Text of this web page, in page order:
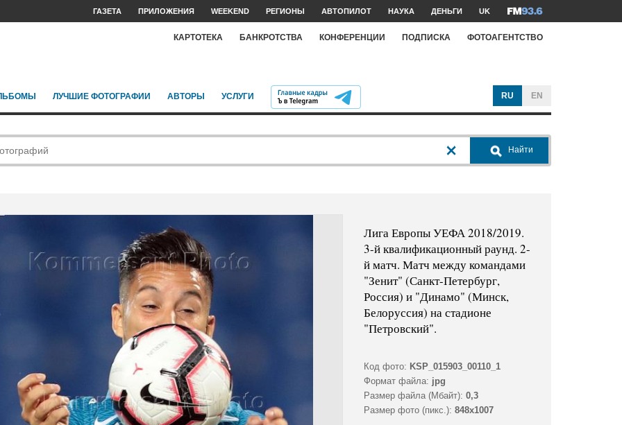
ГАЗЕТА ПРИЛОЖЕНИЯ WEEKEND РЕГИОНЫ АВТОПИЛОТ НАУКА ДЕНЬГИ UK
КАРТОТЕКА БАНКРОТСТВА КОНФЕРЕНЦИИ ПОДПИСКА ФОТОАГЕНТСТВО
ЛУЧШИЕ ФОТОГРАФИИ АВТОРЫ УСЛУГИ RU EN
Найти
Лига Европы УЕФА 2018/2019.
3-й квалификационный раунд. 2-
й матч. Матч между командами
"Зенит" (Санкт-Петербург,
Россия) и "Динамо" (Минск,
Белоруссия) на стадионе
"Петровский".
Код фото: KSP_015903_00110_1
Формат файла: jpg
Размер файла (Мбайт): 0,3
Размер фото (пикс.): 848x1007